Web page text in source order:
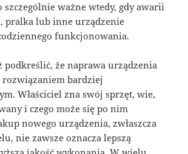
szczególnie ważne wtedy, gdy awarii
pralka lub inne urządzenie
funkcjonowania.
podkreślić, że naprawa urządzenia
rozwiązaniem bardziej
Właściciel zna swój sprzęt, wie,
i czego może się po nim
nowego urządzenia, zwłaszcza
nie zawsze oznacza lepszą